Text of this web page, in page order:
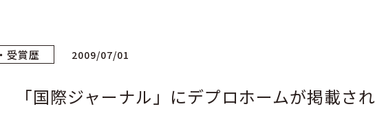
受賞歴 2009/07/01
国際ジャーナル」にデプロホームが掲載され